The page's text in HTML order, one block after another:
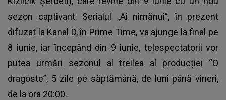
sezon captivant. Serialul „Ai nimănui”, în prezent
difuzat la Kanal D, în Prime Time, va ajunge la final pe
8 iunie, iar începând din 9 iunie, telespectatorii vor
putea urmări sezonul al treilea al producției “O
dragoste”, 5 zile pe săptămână, de luni până vineri,
de la ora 20:00.